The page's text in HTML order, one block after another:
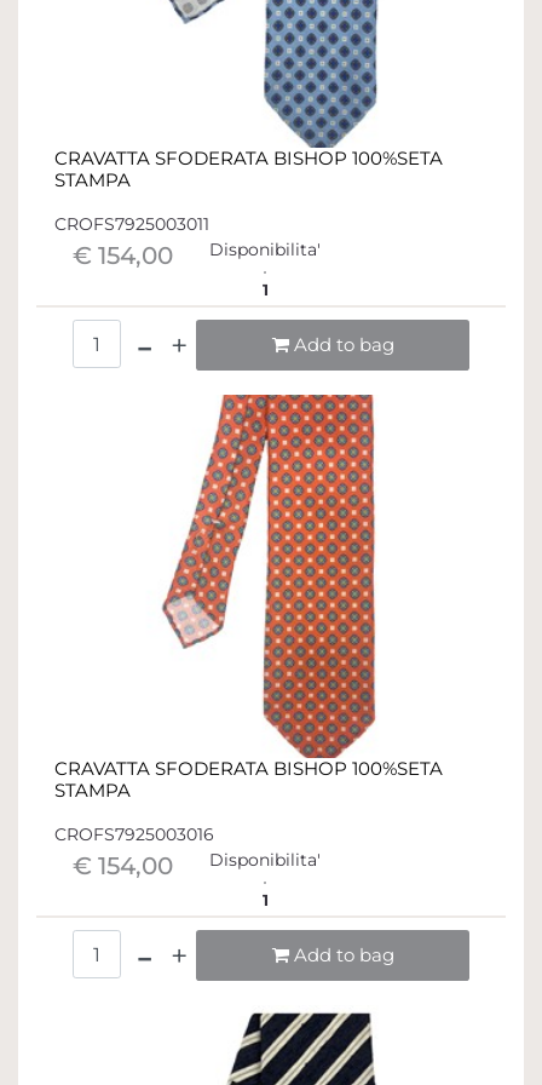
CRAVATTA SFODERATA BISHOP 100%SETA
STAMPA
CROFS7925003011
€ 154,00 Disponibilita'
1
Add to bag
CRAVATTA SFODERATA BISHOP 100%SETA
STAMPA
CROFS7925003016
€ 154,00 Disponibilita'
1
Add to bag